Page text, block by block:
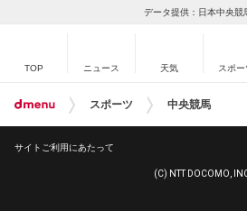
データ提供：日本中央競
TOP ニュース 天気 スポー
スポーツ 中央競馬
サイトご利用にあたって
(C) NTT DOCOMO,